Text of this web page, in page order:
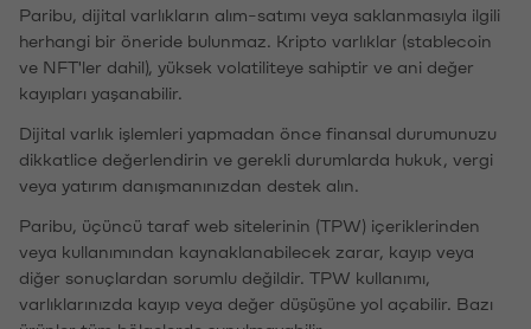
Paribu, dijital varlıkların alım-satımı veya saklanmasıyla ilgili
herhangi bir öneride bulunmaz. Kripto varlıklar (stablecoin
ve NFT'ler dahil), yüksek volatiliteye sahiptir ve ani değer
kayıpları yaşanabilir.
Dijital varlık işlemleri yapmadan önce finansal durumunuzu
dikkatlice değerlendirin ve gerekli durumlarda hukuk, vergi
veya yatırım danışmanınızdan destek alın.
Paribu, üçüncü taraf web sitelerinin (TPW) içeriklerinden
veya kullanımından kaynaklanabilecek zarar, kayıp veya
diğer sonuçlardan sorumlu değildir. TPW kullanımı,
varlıklarınızda kayıp veya değer düşüşüne yol açabilir. Bazı